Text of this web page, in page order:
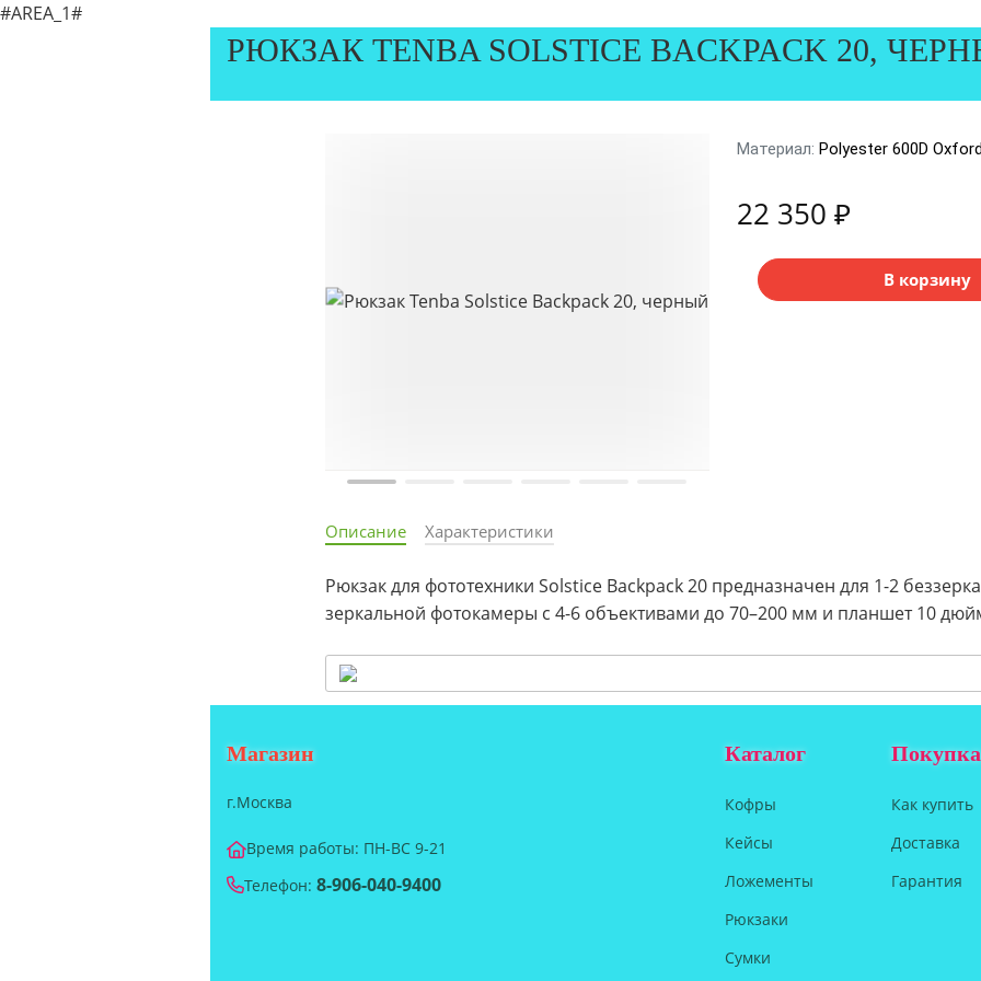
#AREA_1#
РЮКЗАК TENBA SOLSTICE BACKPACK 20,
Материал: Polyester 600D Oxford
22 350 ₽
В корзину
Описание Характеристики
Рюкзак для фототехники Solstice Backpack 20 предназначен для 1-2
зеркальной фотокамеры с 4-6 объективами до 70–200 мм и планшет 10
Магазин
г.Москва
Время работы: ПН-ВС 9-21
Телефон: 8-906-040-9400
Каталог
Кофры
Кейсы
Ложементы
Рюкзаки
Сумки
Покупка
Как купить
Доставка
Гарантия